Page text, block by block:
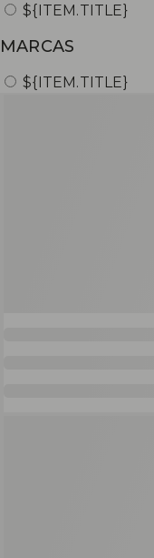
${ITEM.TITLE}
MARCAS
${ITEM.TITLE}